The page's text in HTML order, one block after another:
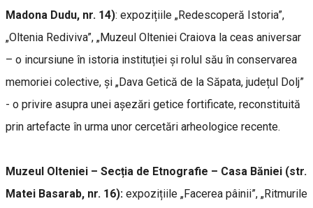
Madona Dudu, nr. 14): expozițiile „Redescoperă Istoria”,
„Oltenia Rediviva”, „Muzeul Olteniei Craiova la ceas aniversar
– o incursiune în istoria instituției și rolul său în conservarea
memoriei colective, și „Dava Getică de la Săpata, județul Dolj”
- o privire asupra unei așezări getice fortificate, reconstituită
prin artefacte în urma unor cercetări arheologice recente.
Muzeul Olteniei – Secția de Etnografie – Casa Băniei (str.
Matei Basarab, nr. 16): expozițiile „Facerea pâinii”, „Ritmurile